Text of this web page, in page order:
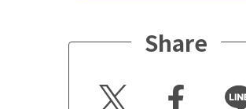
Share
Twitt
er
Faceb
ook
Line